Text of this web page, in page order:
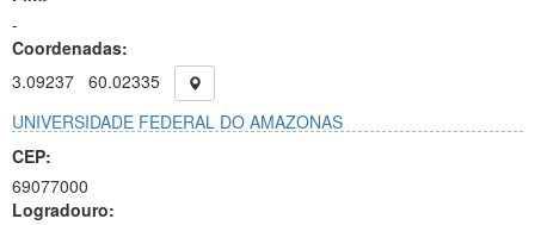
-
Coordenadas:
3.09237 60.02335
UNIVERSIDADE FEDERAL DO AMAZONAS
CEP:
69077000
Logradouro: